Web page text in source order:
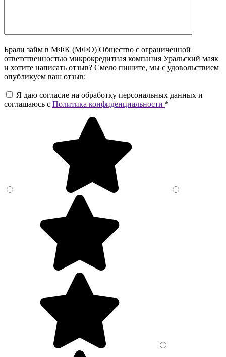
Брали займ в МФК (МФО) Общество с ограниченной
ответственностью микрокредитная компания Уральский маяк
и хотите написать отзыв? Смело пишите, мы с удовольствием
опубликуем ваш отзыв:
Я даю согласие на обработку персональных данных и
соглашаюсь c Политика конфиденциальности *